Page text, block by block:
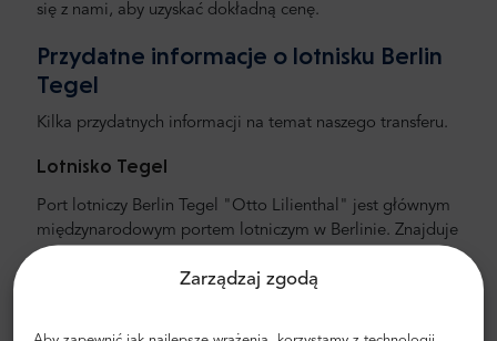
Zarządzaj zgodą
się z nami, aby uzyskać dokładną cenę.
Przydatne informacje o lotnisku Berlin
Tegel
Kilka przydatnych informacji na temat naszego transferu.
Lotnisko Tegel
Port lotniczy Berlin Tegel "Otto Lilienthal" jest głównym
międzynarodowym portem lotniczym w Berlinie. Znajduje
się 11 km od centrum miasta. Jest to hub dla bardzo
dużej i dobrze prosperującej linii lotniczej, takiej jak